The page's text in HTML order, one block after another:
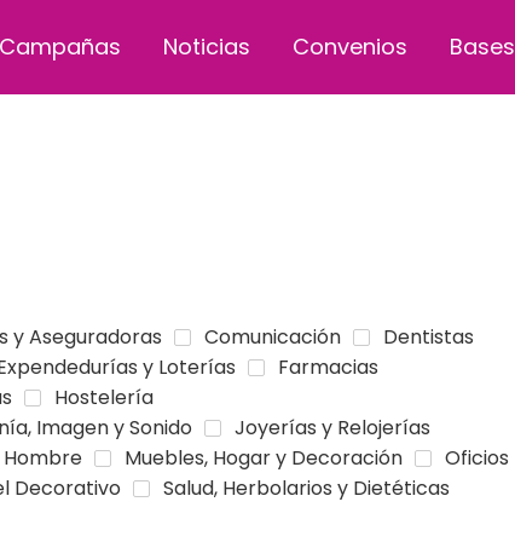
Campañas Noticias Convenios Bases
y Aseguradoras Comunicación
Dentistas
y Loterías
Farmacias
Hostelería
Imagen y Sonido
Joyerías y Relojerías
Hombre Muebles, Hogar y Decoración
Oficios
Decorativo
Salud, Herbolarios y Dietéticas